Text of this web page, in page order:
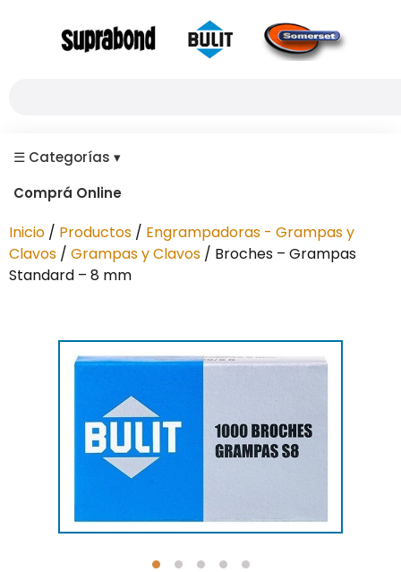
☰ Categorías ▾
Comprá Online
Inicio / Productos / Engrampadoras - Grampas y
Clavos / Grampas y Clavos / Broches – Grampas
Standard – 8 mm